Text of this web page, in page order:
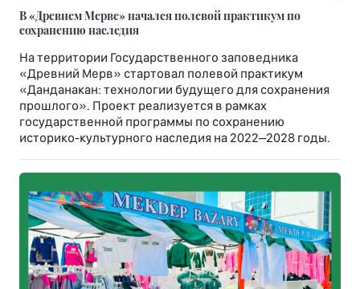
В «Древнем Мерве» начался полевой практикум по
сохранению наследия
На территории Государственного заповедника
«Древний Мерв» стартовал полевой практикум
«Данданакан: технологии будущего для сохранения
прошлого». Проект реализуется в рамках
государственной программы по сохранению
историко-культурного наследия на 2022–2028 годы.